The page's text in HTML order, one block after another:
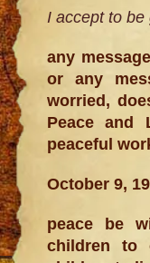
I accept to be
any
or any
worried,
Peace and
peaceful
October 9,
peace be
children to